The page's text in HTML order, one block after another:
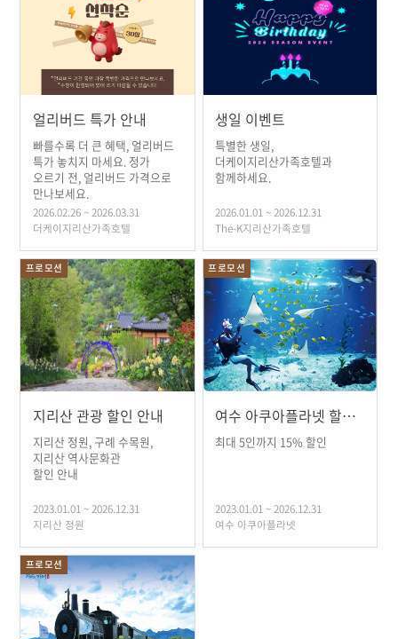
얼리버드 특가 안내
빠를수록 더 큰 혜택, 얼리버드
특가 놓치지 마세요. 정가
오르기 전, 얼리버드 가격으로
만나보세요.
2026.02.26 ~ 2026.03.31
더케이지리산가족호텔
생일 이벤트
특별한 생일,
더케이지리산가족호텔과
함께하세요.
2026.01.01 ~ 2026.12.31
The-K지리산가족호텔
프로모션
지리산 관광 할인 안내
지리산 정원, 구례 수목원,
지리산 역사문화관
할인 안내
2023.01.01 ~ 2026.12.31
지리산 정원
프로모션
여수 아쿠아플라넷 할인 안내
최대 5인까지 15% 할인
2023.01.01 ~ 2026.12.31
여수 아쿠아플라넷
프로모션